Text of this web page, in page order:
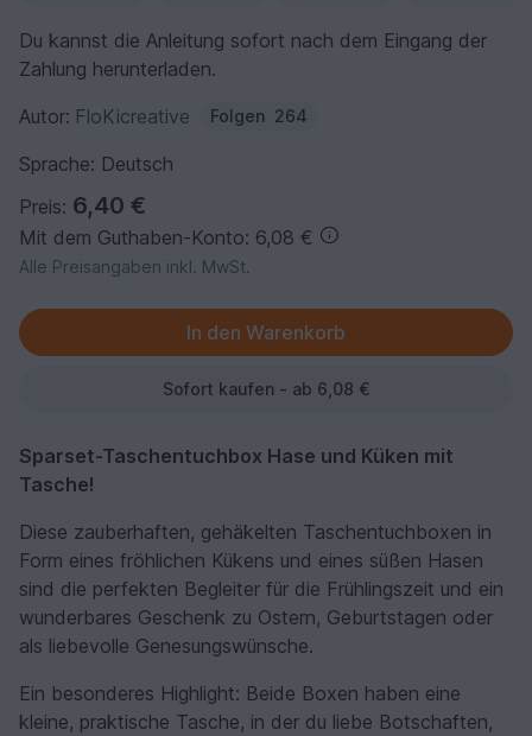
Du kannst die Anleitung sofort nach dem Eingang der
Zahlung herunterladen.
Autor: FloKicreative Folgen 264
Sprache: Deutsch
Preis: 6,40 €
Mit dem Guthaben-Konto: 6,08 €
Alle Preisangaben inkl. MwSt.
Sofort kaufen - ab 6,08 €
Sparset-Taschentuchbox Hase und Küken mit
Tasche!
Diese zauberhaften, gehäkelten Taschentuchboxen in
Form eines fröhlichen Kükens und eines süßen Hasen
sind die perfekten Begleiter für die Frühlingszeit und ein
wunderbares Geschenk zu Ostern, Geburtstagen oder
als liebevolle Genesungswünsche.
Ein besonderes Highlight: Beide Boxen haben eine
kleine, praktische Tasche, in der du liebe Botschaften,